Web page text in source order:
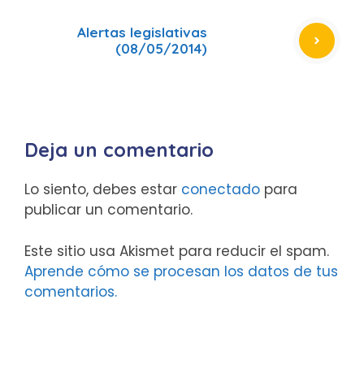
Alertas legislativas
(08/05/2014)
Deja un comentario
Lo siento, debes estar conectado para
publicar un comentario.
Este sitio usa Akismet para reducir el spam.
Aprende cómo se procesan los datos de tus
comentarios.